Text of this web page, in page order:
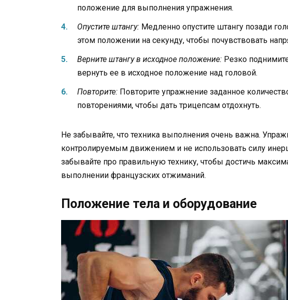
положение для выполнения упражнения.
Опустите штангу: Медленно опустите штангу позади
этом положении на секунду, чтобы почувствовать
Верните штангу в исходное положение: Резко
вернуть ее в исходное положение над головой.
Повторите: Повторите упражнение заданное
повторениями, чтобы дать трицепсам отдохнуть.
Не забывайте, что техника выполнения очень важна.
контролируемым движением и не использовать силу
забывайте про правильную технику, чтобы достичь
выполнении французских отжиманий.
Положение тела и оборудование